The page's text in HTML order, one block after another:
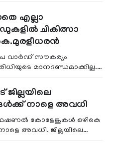
എല്ലാ
ചികിത്സാ
വാർഡ് സൗകര്യം
മാനദണ്ഡമാക്കില്ല.
നാളെ അവധി
കോളേജുകൾ ഒഴികെ
അവധി. ജില്ലയിലെ